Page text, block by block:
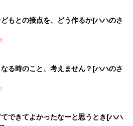
康のありがたみ、ここまで感じるこ
いられますように」になってしまい
もとの接点を、どう作るか[ハハのさ
る時のこと、考えません？[ハハのさ
できてよかったなーと思うとき[ハハ